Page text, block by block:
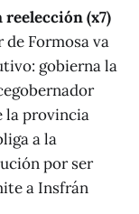
(x7)
de Formosa va
gobierna la
la provincia
a la
por ser
a Insfrán